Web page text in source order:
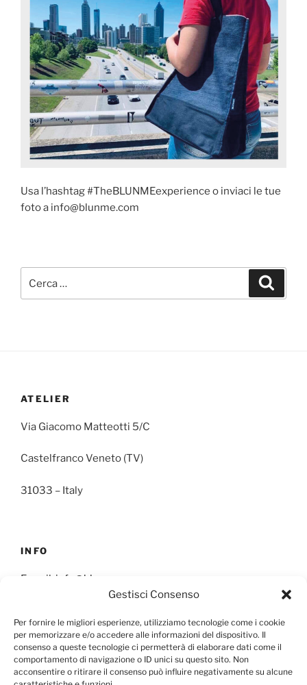
Gestisci Consenso
Per fornire le migliori esperienze, utilizziamo tecnologie come i cookie
per memorizzare e/o accedere alle informazioni del dispositivo. Il
consenso a queste tecnologie ci permetterà di elaborare dati come il
comportamento di navigazione o ID unici su questo sito. Non
acconsentire o ritirare il consenso può influire negativamente su alcune
Usa l’hashtag #TheBLUNMEexperience o inviaci le tue
foto a info@blunme.com
ATELIER
Via Giacomo Matteotti 5/C
Castelfranco Veneto (TV)
31033 – Italy
INFO
E-mail: info@blunme.com
NEWSLETTER